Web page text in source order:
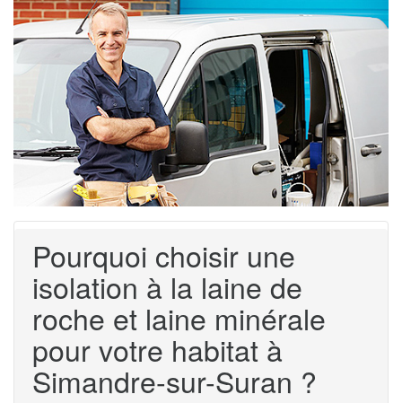
Pourquoi choisir une
isolation à la laine de
roche et laine minérale
pour votre habitat à
Simandre-sur-Suran ?